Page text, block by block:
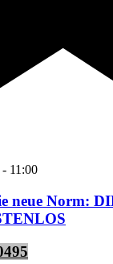
- 11:00
neue Norm: